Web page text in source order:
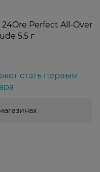
Perfect All-Over
5.5 г
стать первым